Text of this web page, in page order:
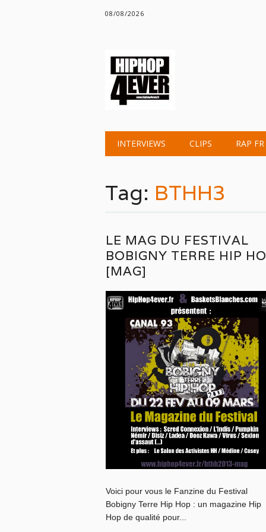
08/08/2026
Main menu
INTERVIEWS CLIPS RAP FR
Tag: BTHH3
LE MAG DU FESTIVAL
BOBIGNY TERRE HIP
[MAG]
Voici pour vous le Fanzine du Festival
Bobigny Terre Hip Hop : un magazine Hip
Hop de qualité pour...